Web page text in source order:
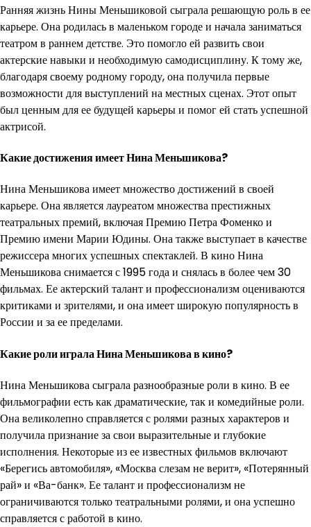
Ранняя жизнь Нины Меньшиковой сыграла решающую роль в ее
карьере. Она родилась в маленьком городе и начала заниматься
театром в раннем детстве. Это помогло ей развить свои
актерские навыки и необходимую самодисциплину. К тому же,
благодаря своему родному городу, она получила первые
возможности для выступлений на местных сценах. Этот опыт
был ценным для ее будущей карьеры и помог ей стать успешной
актрисой.
Какие достижения имеет Нина Меньшикова?
Нина Меньшикова имеет множество достижений в своей
карьере. Она является лауреатом множества престижных
театральных премий, включая Премию Петра Фоменко и
Премию имени Марии Юдины. Она также выступает в качестве
режиссера многих успешных спектаклей. В кино Нина
Меньшикова снимается с 1995 года и снялась в более чем 30
фильмах. Ее актерский талант и профессионализм оцениваются
критиками и зрителями, и она имеет широкую популярность в
России и за ее пределами.
Какие роли играла Нина Меньшикова в кино?
Нина Меньшикова сыграла разнообразные роли в кино. В ее
фильмографии есть как драматические, так и комедийные роли.
Она великолепно справляется с ролями разных характеров и
получила признание за свои выразительные и глубокие
исполнения. Некоторые из ее известных фильмов включают
«Берегись автомобиля», «Москва слезам не верит», «Потерянный
рай» и «Ва-банк». Ее талант и профессионализм не
ограничиваются только театральными ролями, и она успешно
справляется с работой в кино.